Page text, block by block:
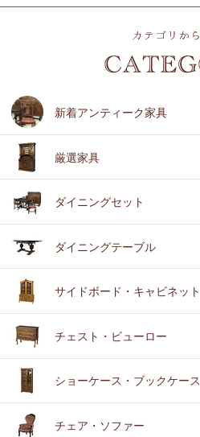
新着アンティーク家具
厳選家具
ダイニングセット
ダイニングテーブル
サイドボード・キャビネット
チェスト・ビューロー
ショーケース・ブックケース
チェア・ソファー